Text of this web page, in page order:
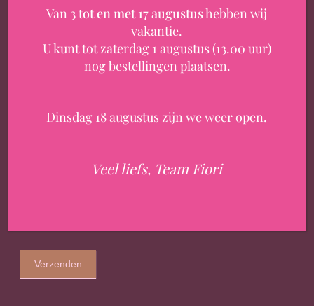
Verzenden
Van 3 tot en met 17 augustushebben wij
vakantie.
U kunt tot zaterdag 1 augustus (13.00 uur)
nog bestellingen plaatsen.
Dinsdag 18 augustus zijn we weer open.
Veel liefs, Team Fiori